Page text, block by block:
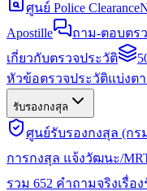
ศูนย์ Police Clearance
Apostille
ถาม-ตอบตร
เกี่ยวกับตรวจประวัติ
หัวข้อตรวจประวัติแบ่งตา
รับรองกงสุล
ศูนย์รับรองกงสุล (กร
การกงสุล แจ้งวัฒนะ/
รวม 652 คำถามจริงเรื่อ